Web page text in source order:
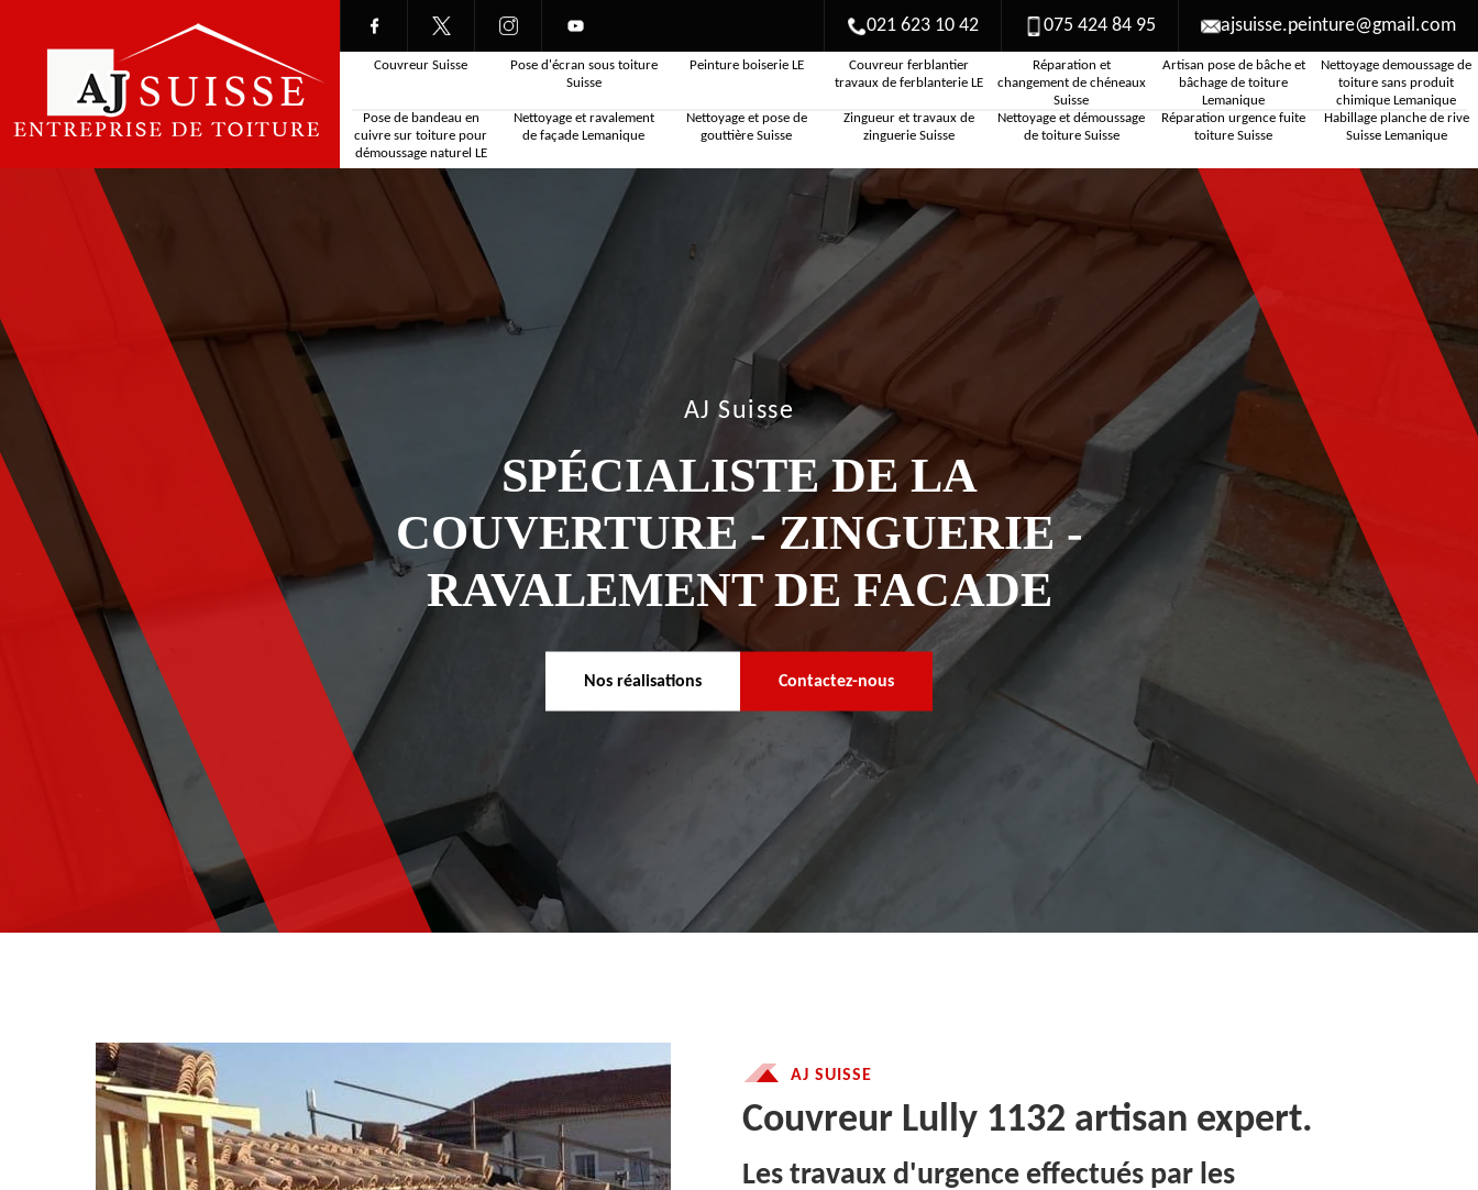
021 623 10 42 075 424 84 95 ajsuisse.peinture@gmail.com
Couvreur Suisse
Pose d'écran sous toiture
Suisse
Peinture boiserie LE
Couvreur ferblantier
travaux de ferblanterie LE
Réparation et
changement de chéneaux
Suisse
Artisan pose de bâche et
bâchage de toiture
Lemanique
Nettoyage demoussage de
toiture sans produit
chimique Lemanique
Pose de bandeau en
cuivre sur toiture pour
démoussage naturel LE
Nettoyage et ravalement
de façade Lemanique
Nettoyage et pose de
gouttière Suisse
Zingueur et travaux de
zinguerie Suisse
Nettoyage et démoussage
de toiture Suisse
Réparation urgence fuite
toiture Suisse
Habillage planche de rive
Suisse Lemanique
AJ Suisse
SPÉCIALISTE DE LA
COUVERTURE - ZINGUERIE -
RAVALEMENT DE FACADE
Nos réalisations Contactez-nous
AJ SUISSE
Couvreur Lully 1132 artisan expert.
Les travaux d'urgence effectués par les